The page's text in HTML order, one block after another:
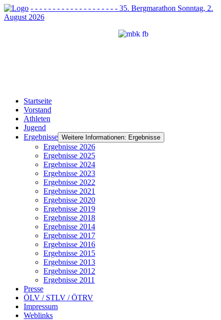
- - - - - - - - - - - - - - - - - - - - 35. Bergmarathon Sonntag, 2.
August 2026
Startseite
Vorstand
Athleten
Jugend
Ergebnisse Weitere Informationen: Ergebnisse
Ergebnisse 2026
Ergebnisse 2025
Ergebnisse 2024
Ergebnisse 2023
Ergebnisse 2022
Ergebnisse 2021
Ergebnisse 2020
Ergebnisse 2019
Ergebnisse 2018
Ergebnisse 2014
Ergebnisse 2017
Ergebnisse 2016
Ergebnisse 2015
Ergebnisse 2013
Ergebnisse 2012
Ergebnisse 2011
Presse
ÖLV / STLV / ÖTRV
Impressum
Weblinks